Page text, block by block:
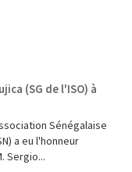
(SG de l'ISO) à
Sénégalaise
a eu l'honneur
Sergio...